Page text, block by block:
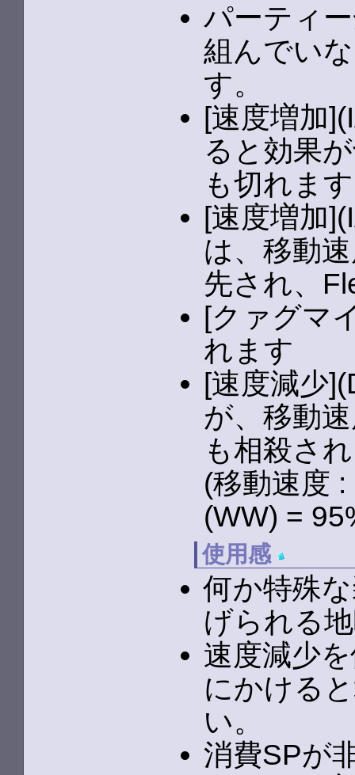
パーティ
組んでい
す。
[速度増加
ると効果
も切れます
[速度増加
は、移動
先され、
[クァグマ
れます
[速度減少
が、移動
も相殺さ
(移動速度
(WW) =
使用感
何か特殊
げられる
速度減少
にかける
い。
消費SPが